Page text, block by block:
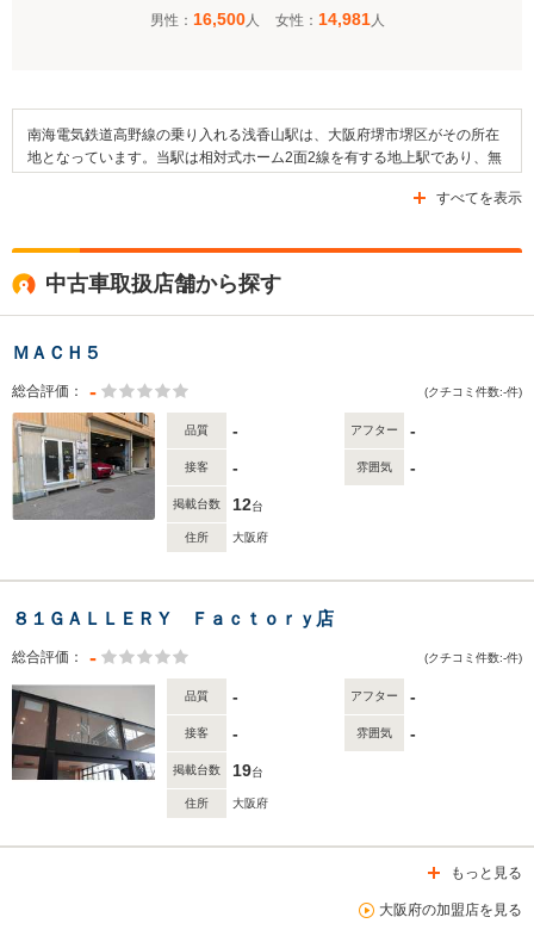
男性： 16,500人 女性： 14,981人
南海電気鉄道高野線の乗り入れる浅香山駅は、大阪府堺市堺区がその所在
地となっています。当駅は相対式ホーム2面2線を有する地上駅であり、無
隣接しています。近隣には第二商業高等学校や浅香山病院看護専門学校、
ります。そのほか、萬福寺や本願寺堺別院といった寺院が存在していま
す。駅の周辺は市街地が形成されており、府道30号線や府道187号線とい
った道路が整備されているほか、大和川が北を流れています。
すべてを表示
中古車取扱店舗から探す
ＭＡＣＨ５
総合評価： - (クチコミ件数:-件)
品質 - アフター -
接客 - 雰囲気 -
掲載台数 12台
住所 大阪府
８１ＧＡＬＬＥＲＹ Ｆａｃｔｏｒｙ店
総合評価： - (クチコミ件数:-件)
品質 - アフター -
接客 - 雰囲気 -
掲載台数 19台
住所 大阪府
もっと見る
大阪府の加盟店を見る